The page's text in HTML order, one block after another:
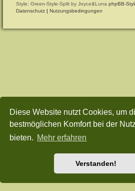
Diese Website nutzt Cookies, um
bestmöglichen Komfort bei der
bieten. Mehr erfahren
Verstanden!
Style: Green-Style-Split by Joyce&LunaphpBB-
Datenschutz |Nutzungsbedingungen